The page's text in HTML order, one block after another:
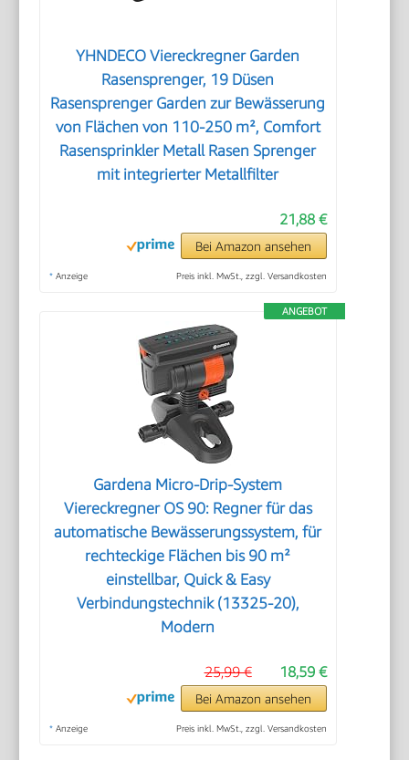
YHNDECO Viereckregner Garden
Rasensprenger, 19 Düsen
Rasensprenger Garden zur Bewässerung
von Flächen von 110-250 m², Comfort
Rasensprinkler Metall Rasen Sprenger
mit integrierter Metallfilter
21,88 €
Bei Amazon ansehen
* Anzeige Preis inkl. MwSt., zzgl. Versandkosten
ANGEBOT
Gardena Micro-Drip-System
Viereckregner OS 90: Regner für das
automatische Bewässerungssystem, für
rechteckige Flächen bis 90 m²
einstellbar, Quick & Easy
Verbindungstechnik (13325-20),
Modern
18,59 €
25,99 €
Bei Amazon ansehen
* Anzeige Preis inkl. MwSt., zzgl. Versandkosten